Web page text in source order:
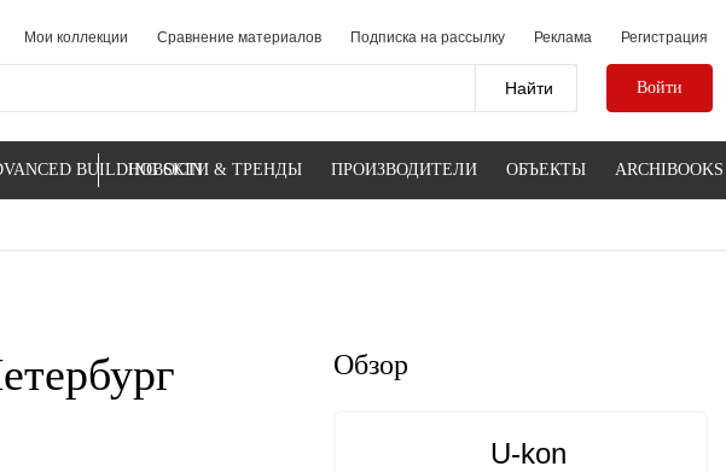
Мои коллекции Сравнение материалов Подписка на рассылку Реклама Регистрация
Войти
BUILDING SKIN
НОВОСТИ & ТРЕНДЫ ПРОИЗВОДИТЕЛИ ОБЪЕКТЫ ARCHIBOOKS
Обзор
U-kon